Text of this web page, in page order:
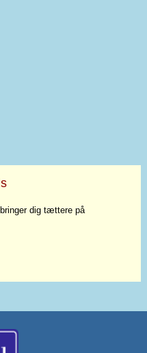
dig tættere på